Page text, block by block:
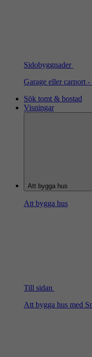
Sidobyggnader
Garage eller carport
Sök tomt & bostad
Visningar
Att bygga hus
Att bygga hus
Till sidan
Att bygga hus med